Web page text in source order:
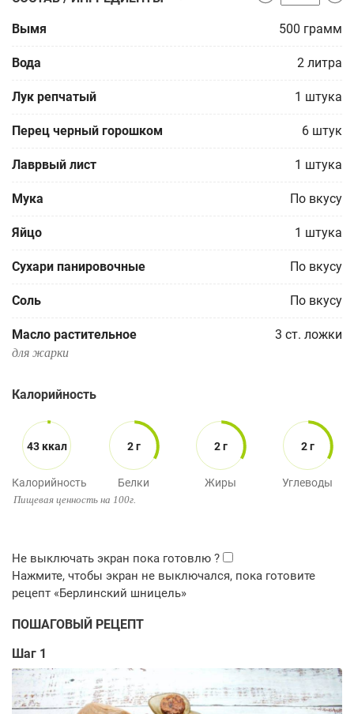
Вымя 500 грамм
Вода 2 литра
Лук репчатый 1 штука
Перец черный горошком 6 штук
Лаврвый лист 1 штука
Мука По вкусу
Яйцo 1 штука
Сухари панировочные По вкусу
Соль По вкусу
Масло растительное 3 ст. ложки
для жарки
Калорийность
43 ккал
Калорийность
2 г
Белки
2 г
Жиры
2 г
Углеводы
Пищевая ценность на 100г.
ПОШАГОВЫЙ РЕЦЕПТ
Шаг 1